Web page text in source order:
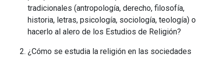
tradicionales (antropología, derecho, filosofía,
historia, letras, psicología, sociología, teología) o
hacerlo al alero de los Estudios de Religión?
¿Cómo se estudia la religión en las sociedades